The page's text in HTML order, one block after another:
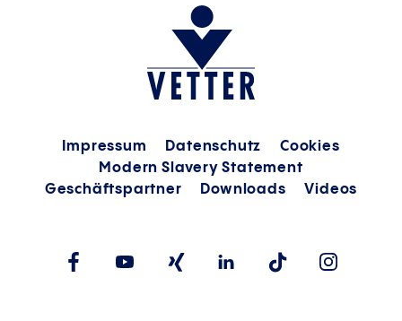
Impressum Datenschutz
Cookies
Modern Slavery Statement
Geschäftspartner
Downloads Videos